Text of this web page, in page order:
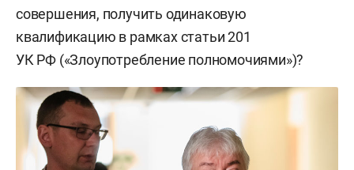
совершения, получить одинаковую
квалификацию в рамках статьи 201
УК РФ («Злоупотребление полномочиями»)?